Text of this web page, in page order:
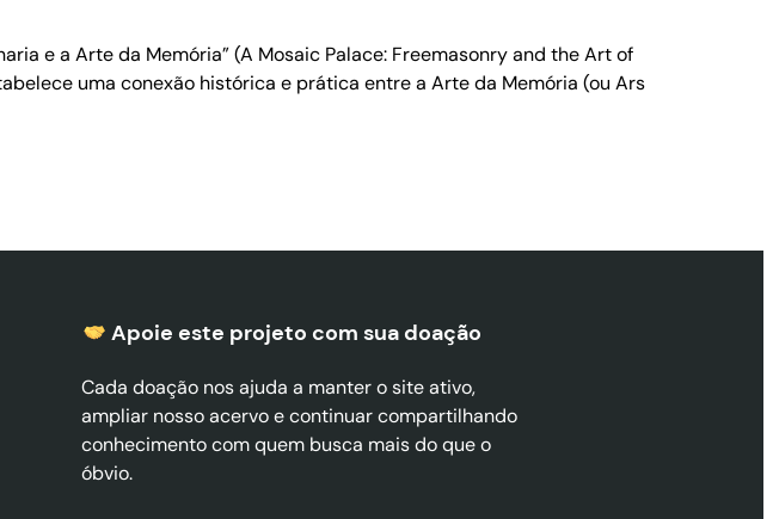
e a Arte da Memória” (A Mosaic Palace: Freemasonry and the Art of
uma conexão histórica e prática entre a Arte da Memória (ou Ars
Apoie este projeto com sua doação
Cada doação nos ajuda a manter o site ativo,
ampliar nosso acervo e continuar compartilhando
conhecimento com quem busca mais do que o
óbvio.